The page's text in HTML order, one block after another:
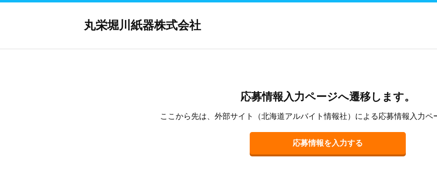
丸栄堀川紙器株式会社
応募情報入力ページへ遷移します。
ここから先は、外部サイト（北海道アルバイト情報社）による応募情報入力ペ
応募情報を入力する